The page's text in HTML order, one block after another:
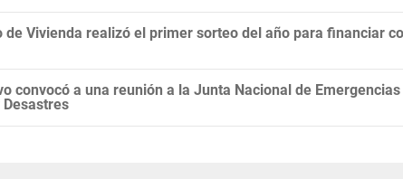
de Vivienda realizó el primer sorteo del año para financiar
convocó a una reunión a la Junta Nacional de
Desastres